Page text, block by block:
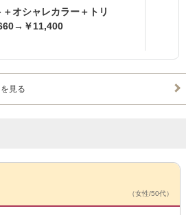
＋オシャレカラー＋トリ
￥11,400
見る
（女性/50代）